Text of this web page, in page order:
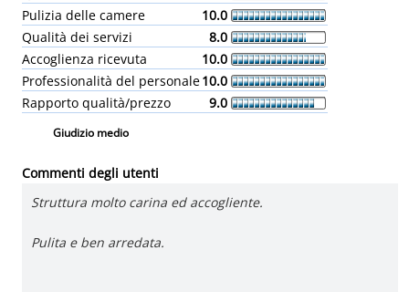
Pulizia delle camere
10.0
Qualità dei servizi
8.0
Accoglienza ricevuta
10.0
Professionalità del personale10.0
Rapporto qualità/prezzo
9.0
Giudizio medio
Commenti degli utenti
Struttura molto carina ed accogliente.
Pulita e ben arredata.